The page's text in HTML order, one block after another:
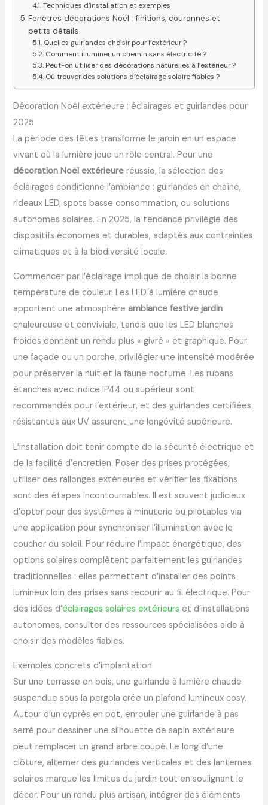
Techniques d’installation et exemples
Fenêtres décorations Noël : finitions, couronnes et
petits détails
Quelles guirlandes choisir pour l’extérieur ?
Comment illuminer un chemin sans électricité ?
Peut-on utiliser des décorations naturelles à l’extérieur ?
Où trouver des solutions d’éclairage solaire fiables ?
Décoration Noël extérieure : éclairages et guirlandes pour
2025
La période des fêtes transforme le jardin en un espace
vivant où la lumière joue un rôle central. Pour une
décoration Noël extérieure réussie, la sélection des
éclairages conditionne l’ambiance : guirlandes en chaîne,
rideaux LED, spots basse consommation, ou solutions
autonomes solaires. En 2025, la tendance privilégie des
dispositifs économes et durables, adaptés aux contraintes
climatiques et à la biodiversité locale.
Commencer par l’éclairage implique de choisir la bonne
température de couleur. Les LED à lumière chaude
apportent une atmosphère ambiance festive jardin
chaleureuse et conviviale, tandis que les LED blanches
froides donnent un rendu plus « givré » et graphique. Pour
une façade ou un porche, privilégier une intensité modérée
pour préserver la nuit et la faune nocturne. Les rubans
étanches avec indice IP44 ou supérieur sont
recommandés pour l’extérieur, et des guirlandes certifiées
résistantes aux UV assurent une longévité supérieure.
L’installation doit tenir compte de la sécurité électrique et
de la facilité d’entretien. Poser des prises protégées,
utiliser des rallonges extérieures et vérifier les fixations
sont des étapes incontournables. Il est souvent judicieux
d’opter pour des systèmes à minuterie ou pilotables via
une application pour synchroniser l’illumination avec le
coucher du soleil. Pour réduire l’impact énergétique, des
options solaires complètent parfaitement les guirlandes
traditionnelles : elles permettent d’installer des points
lumineux loin des prises sans recourir au fil électrique. Pour
des idées d’éclairages solaires extérieurs et d’installations
autonomes, consulter des ressources spécialisées aide à
choisir des modèles fiables.
Exemples concrets d’implantation
Sur une terrasse en bois, une guirlande à lumière chaude
suspendue sous la pergola crée un plafond lumineux cosy.
Autour d’un cyprès en pot, enrouler une guirlande à pas
serré pour dessiner une silhouette de sapin extérieure
peut remplacer un grand arbre coupé. Le long d’une
clôture, alterner des guirlandes verticales et des lanternes
solaires marque les limites du jardin tout en soulignant le
décor. Pour un rendu plus artisan, intégrer des éléments